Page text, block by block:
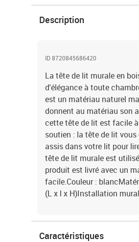
Description
ID 8720845686420
La tête de lit murale en
d'élégance à toute
est un matériau naturel
donnent au matériau son
cette tête de lit est facile
soutien : la tête de lit
assis dans votre lit pour
tête de lit murale est
produit est livré avec un
facile.Couleur :
(L x l x H)Installation
Caractéristiques